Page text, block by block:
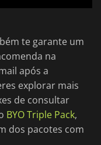
te garante um
na
após a
explorar mais
de consultar
BYO Triple Pack,
dos pacotes com